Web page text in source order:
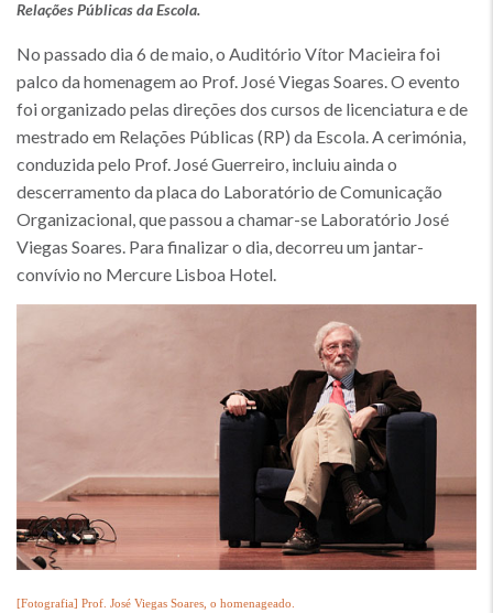
Relações Públicas da Escola.
No passado dia 6 de maio, o Auditório Vítor Macieira foi
palco da homenagem ao Prof. José Viegas Soares. O evento
foi organizado pelas direções dos cursos de licenciatura e de
mestrado em Relações Públicas (RP) da Escola. A cerimónia,
conduzida pelo Prof. José Guerreiro, incluiu ainda o
descerramento da placa do Laboratório de Comunicação
Organizacional, que passou a chamar-se Laboratório José
Viegas Soares. Para finalizar o dia, decorreu um jantar-
convívio no Mercure Lisboa Hotel.
[Fotografia] Prof. José Viegas Soares, o homenageado.